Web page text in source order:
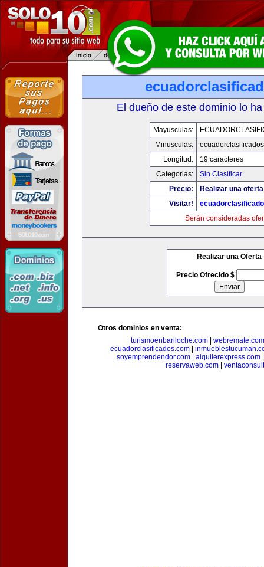
El dueño de este dominio lo
Mayusculas:
Minusculas:
Longitud:
19 caracteres
Categorias:
Sin Clasificar
Precio:
Realizar una
Visitar!
Serán consideradas
Realizar una Oferta
Precio Ofrecido $
Otros dominios en venta:
turismoenbariloche.com| webremate.com
ecuadorclasificados.com
soyemprendendor.com| alquilerexpress.com
reservaweb.com